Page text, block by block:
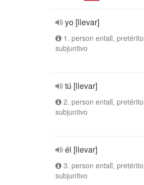
yo [llevar]
1. person entall,
subjuntivo
tú [llevar]
2. person entall,
subjuntivo
él [llevar]
3. person entall,
subjuntivo